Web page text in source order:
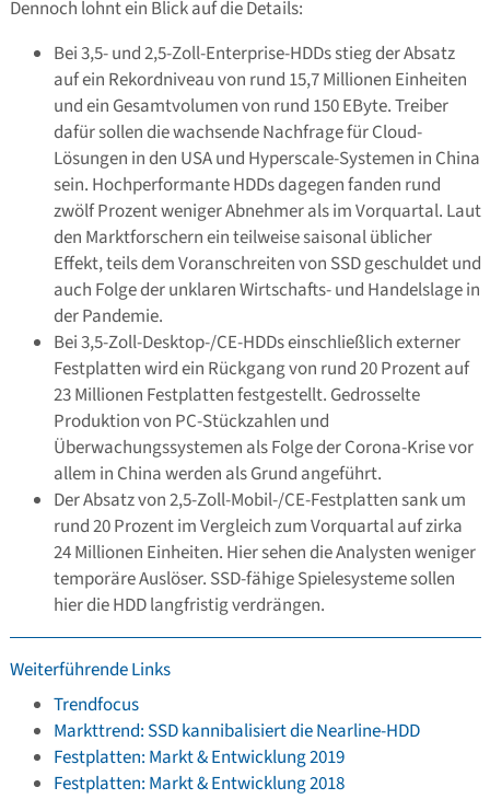
Dennoch lohnt ein Blick auf die Details:
Bei 3,5- und 2,5-Zoll-Enterprise-HDDs stieg der Absatz
auf ein Rekordniveau von rund 15,7 Millionen Einheiten
und ein Gesamtvolumen von rund 150 EByte. Treiber
dafür sollen die wachsende Nachfrage für Cloud-
Lösungen in den USA und Hyperscale-Systemen in China
sein. Hochperformante HDDs dagegen fanden rund
zwölf Prozent weniger Abnehmer als im Vorquartal. Laut
den Marktforschern ein teilweise saisonal üblicher
Effekt, teils dem Voranschreiten von SSD geschuldet und
auch Folge der unklaren Wirtschafts- und Handelslage in
der Pandemie.
Bei 3,5-Zoll-Desktop-/CE-HDDs einschließlich externer
Festplatten wird ein Rückgang von rund 20 Prozent auf
23 Millionen Festplatten festgestellt. Gedrosselte
Produktion von PC-Stückzahlen und
Überwachungssystemen als Folge der Corona-Krise vor
allem in China werden als Grund angeführt.
Der Absatz von 2,5-Zoll-Mobil-/CE-Festplatten sank um
rund 20 Prozent im Vergleich zum Vorquartal auf zirka
24 Millionen Einheiten. Hier sehen die Analysten weniger
temporäre Auslöser. SSD-fähige Spielesysteme sollen
hier die HDD langfristig verdrängen.
Weiterführende Links
Trendfocus
Markttrend: SSD kannibalisiert die Nearline-HDD
Festplatten: Markt & Entwicklung 2019
Festplatten: Markt & Entwicklung 2018